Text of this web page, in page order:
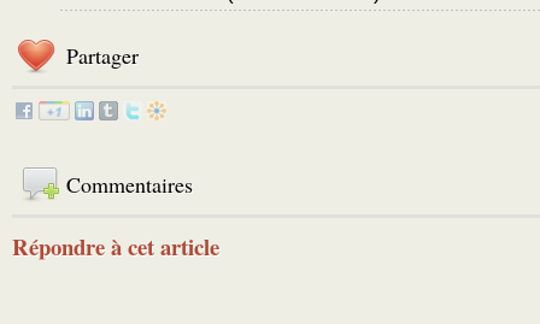
Partager
Commentaires
Répondre à cet article